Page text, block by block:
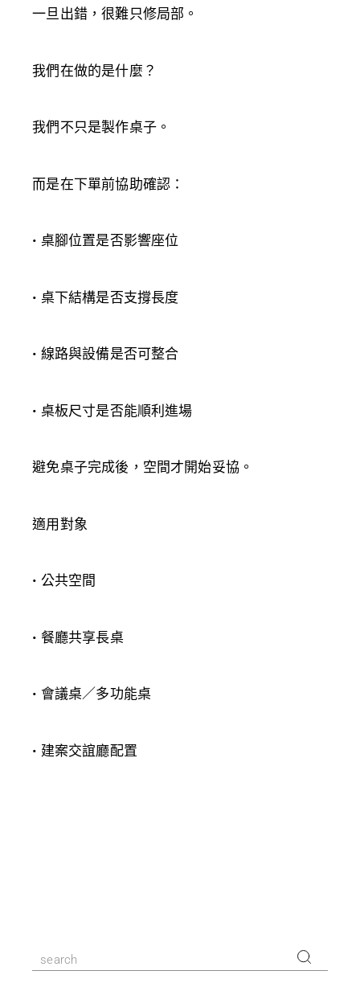
一旦出錯，很難只修局部。
我們在做的是什麼？
我們不只是製作桌子。
而是在下單前協助確認：
• 桌腳位置是否影響座位
• 桌下結構是否支撐長度
• 線路與設備是否可整合
• 桌板尺寸是否能順利進場
避免桌子完成後，空間才開始妥協。
適用對象
• 公共空間
• 餐廳共享長桌
• 會議桌／多功能桌
• 建案交誼廳配置